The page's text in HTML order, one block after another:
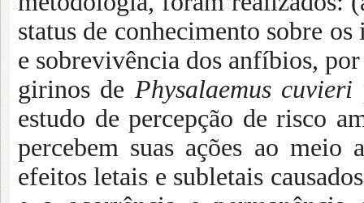
status de conhecimento sobre
e sobrevivência dos anfíbios,
girinos de Physalaemus cuvieri
estudo de percepção de risco
percebem suas ações ao
efeitos letais e subletais